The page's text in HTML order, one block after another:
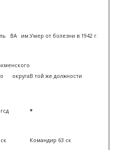
ВА им.Умер от болезни в 1942 г.
округаВ той же должности
*
Командир 63 ск